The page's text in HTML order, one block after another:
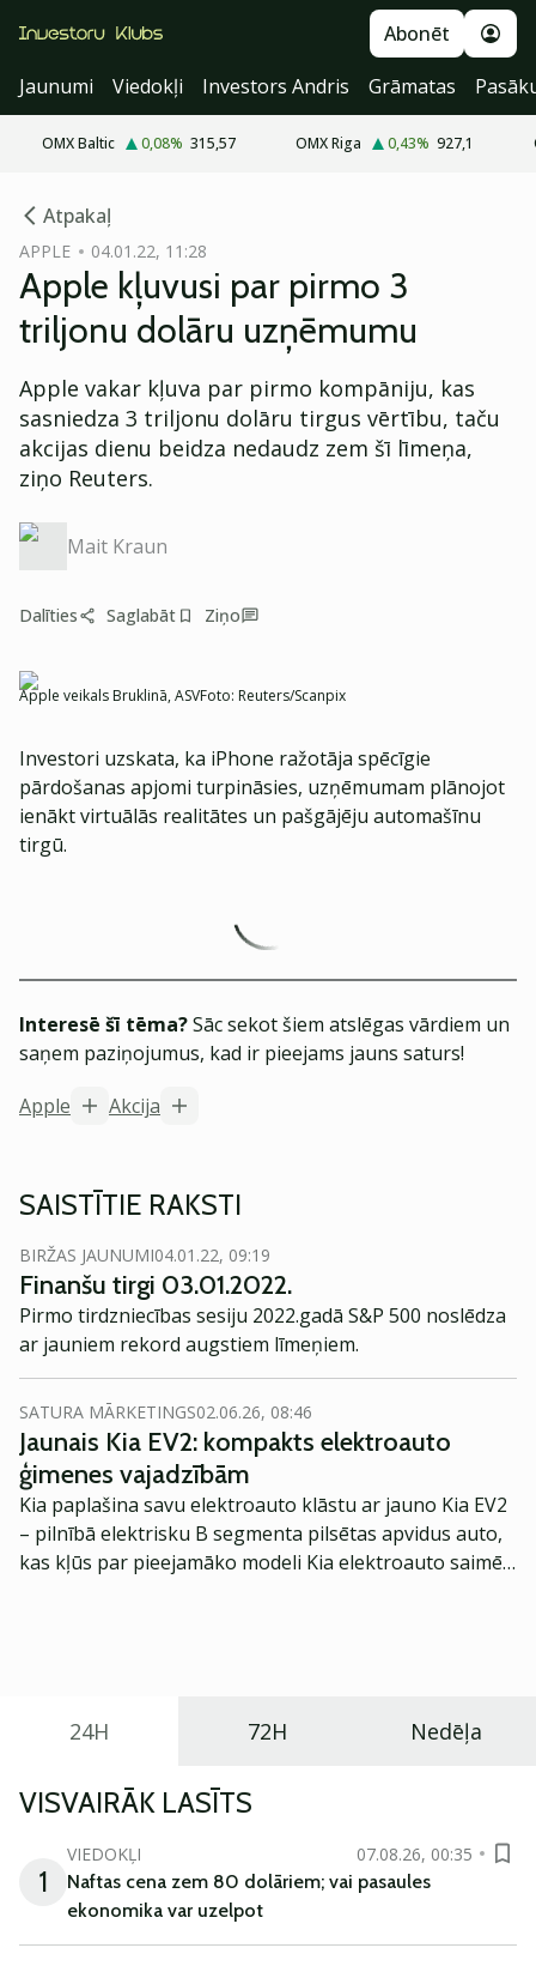
Abonēt
Jaunumi
Viedokļi Investors Andris Grāmatas
OMX Baltic 0,08% 315,57 OMX Riga 0,43% 927,1
Atpakaļ
APPLE 04.01.22, 11:28
Apple kļuvusi par pirmo 3
triljonu dolāru uzņēmumu
Apple vakar kļuva par pirmo kompāniju, kas
sasniedza 3 triljonu dolāru tirgus vērtību, taču
akcijas dienu beidza nedaudz zem šī līmeņa,
ziņo Reuters.
Mait Kraun
Dalīties Saglabāt Ziņo
Apple veikals Bruklinā, ASVFoto: Reuters/Scanpix
Investori uzskata, ka iPhone ražotāja spēcīgie
pārdošanas apjomi turpināsies, uzņēmumam plānojot
ienākt virtuālās realitātes un pašgājēju automašīnu
tirgū.
Interesē šī tēma?Sāc sekot šiem atslēgas vārdiem un
saņem paziņojumus, kad ir pieejams jauns saturs!
Apple
Akcija
SAISTĪTIE RAKSTI
BIRŽAS JAUNUMI04.01.22, 09:19
Finanšu tirgi 03.01.2022.
Pirmo tirdzniecības sesiju 2022.gadā S&P 500 noslēdza
ar jauniem rekord augstiem līmeņiem.
SATURA MĀRKETINGS02.06.26, 08:46
Jaunais Kia EV2: kompakts elektroauto
ģimenes vajadzībām
Kia paplašina savu elektroauto klāstu ar jauno Kia EV2
– pilnībā elektrisku B segmenta pilsētas apvidus auto,
kas kļūs par pieejamāko modeli Kia elektroauto saimē
24H 72H Nedēļa
VISVAIRĀK LASĪTS
1
VIEDOKĻI
07.08.26, 00:35
Naftas cena zem 80 dolāriem; vai pasaules
ekonomika var uzelpot